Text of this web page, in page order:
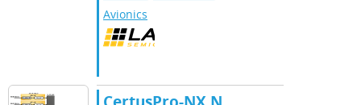
Avionics